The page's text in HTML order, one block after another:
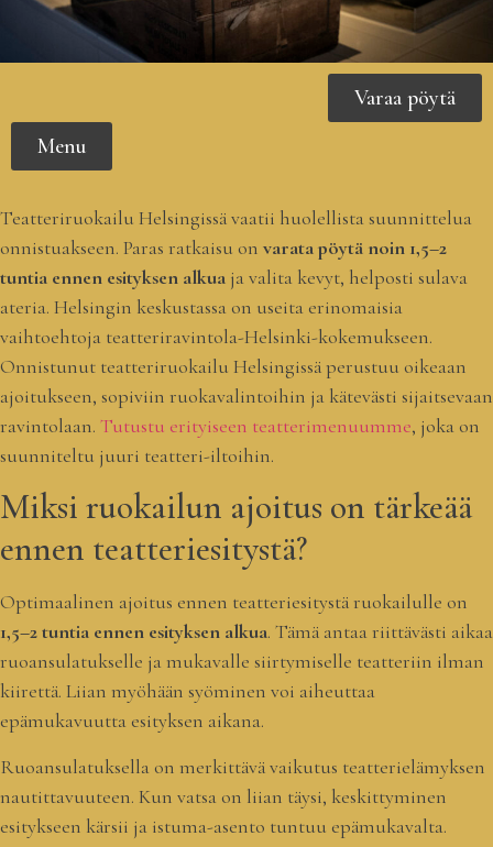
Varaa pöytä
Menu
Teatteriruokailu Helsingissä vaatii huolellista suunnittelua
onnistuakseen. Paras ratkaisu on varata pöytä noin 1,5–2
tuntia ennen esityksen alkua ja valita kevyt, helposti sulava
ateria. Helsingin keskustassa on useita erinomaisia
vaihtoehtoja teatteriravintola-Helsinki-kokemukseen.
Onnistunut teatteriruokailu Helsingissä perustuu oikeaan
ajoitukseen, sopiviin ruokavalintoihin ja kätevästi sijaitsevaan
ravintolaan. Tutustu erityiseen teatterimenuumme, joka on
suunniteltu juuri teatteri-iltoihin.
Miksi ruokailun ajoitus on tärkeää
ennen teatteriesitystä?
Optimaalinen ajoitus ennen teatteriesitystä ruokailulle on
1,5–2 tuntia ennen esityksen alkua. Tämä antaa riittävästi aikaa
ruoansulatukselle ja mukavalle siirtymiselle teatteriin ilman
kiirettä. Liian myöhään syöminen voi aiheuttaa
epämukavuutta esityksen aikana.
Ruoansulatuksella on merkittävä vaikutus teatterielämyksen
nautittavuuteen. Kun vatsa on liian täysi, keskittyminen
esitykseen kärsii ja istuma-asento tuntuu epämukavalta.